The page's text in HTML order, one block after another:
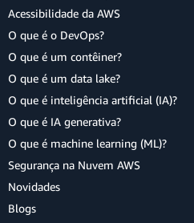
Acessibilidade da AWS
O que é o DevOps?
O que é um contêiner?
O que é um data lake?
O que é inteligência artificial (IA)?
O que é IA generativa?
O que é machine learning (ML)?
Segurança na Nuvem AWS
Novidades
Blogs